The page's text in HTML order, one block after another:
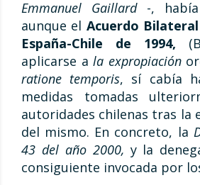
Emmanuel Gaillard -,
aunque el Acuerdo
España-Chile
de 1994,
aplicarse a la expropiación
ratione temporis, sí cabía
medidas tomadas
autoridades chilenas tras la
del mismo. En concreto, la
43 del año 2000, y la
consiguiente invocada por